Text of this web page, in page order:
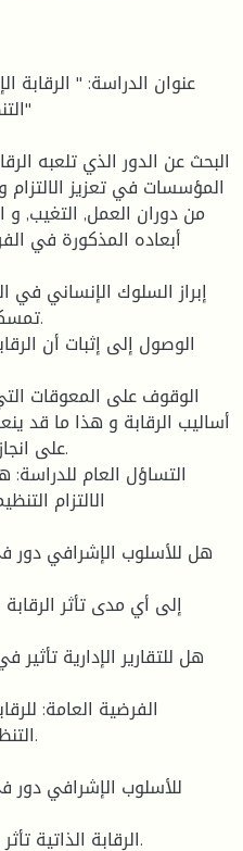
عنوان الدراسة: " الرقابة
المؤسسات في تعزيز
من دوران العمل, التغيب, و
أبعاده المذكورة في
أساليب الرقابة و هذا ما قد
على
التساؤل العام للدراسة:
الالتزام
الفرضية العامة: